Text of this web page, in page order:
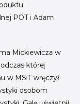
POT i Adam
Mickiewicza w
której
w MSiT wręczył
osobom